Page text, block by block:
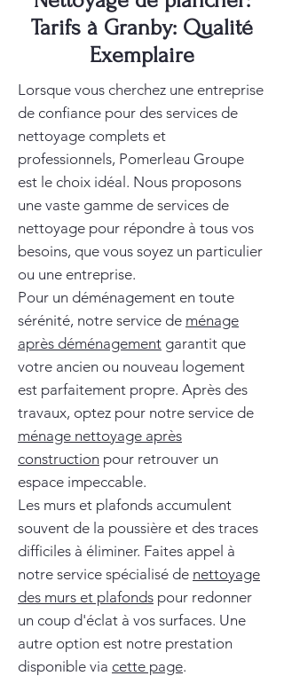
Tarifs à Granby: Qualité
Exemplaire
Lorsque vous cherchez une entreprise
de confiance pour des services de
nettoyage complets et
professionnels, Pomerleau Groupe
est le choix idéal. Nous proposons
une vaste gamme de services de
nettoyage pour répondre à tous vos
besoins, que vous soyez un particulier
ou une entreprise.
Pour un déménagement en toute
sérénité, notre service de ménage
après déménagement garantit que
votre ancien ou nouveau logement
est parfaitement propre. Après des
travaux, optez pour notre service de
ménage nettoyage après
construction pour retrouver un
espace impeccable.
Les murs et plafonds accumulent
souvent de la poussière et des traces
difficiles à éliminer. Faites appel à
notre service spécialisé de nettoyage
des murs et plafonds pour redonner
un coup d'éclat à vos surfaces. Une
autre option est notre prestation
disponible via cette page.